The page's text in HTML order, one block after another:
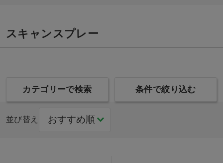
スキャンスプレー
カテゴリーで検索 条件で絞り込む
並び替え